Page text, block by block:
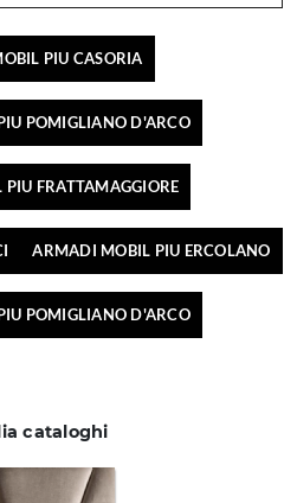
PIU CASORIA
POMIGLIANO D'ARCO
FRATTAMAGGIORE
ARMADI MOBIL PIU ERCOLANO
POMIGLIANO D'ARCO
cataloghi